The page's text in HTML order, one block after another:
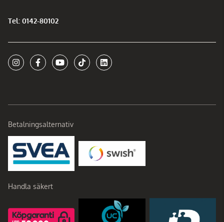
Tel: 0142-80102
Betalningsalternativ
Handla säkert